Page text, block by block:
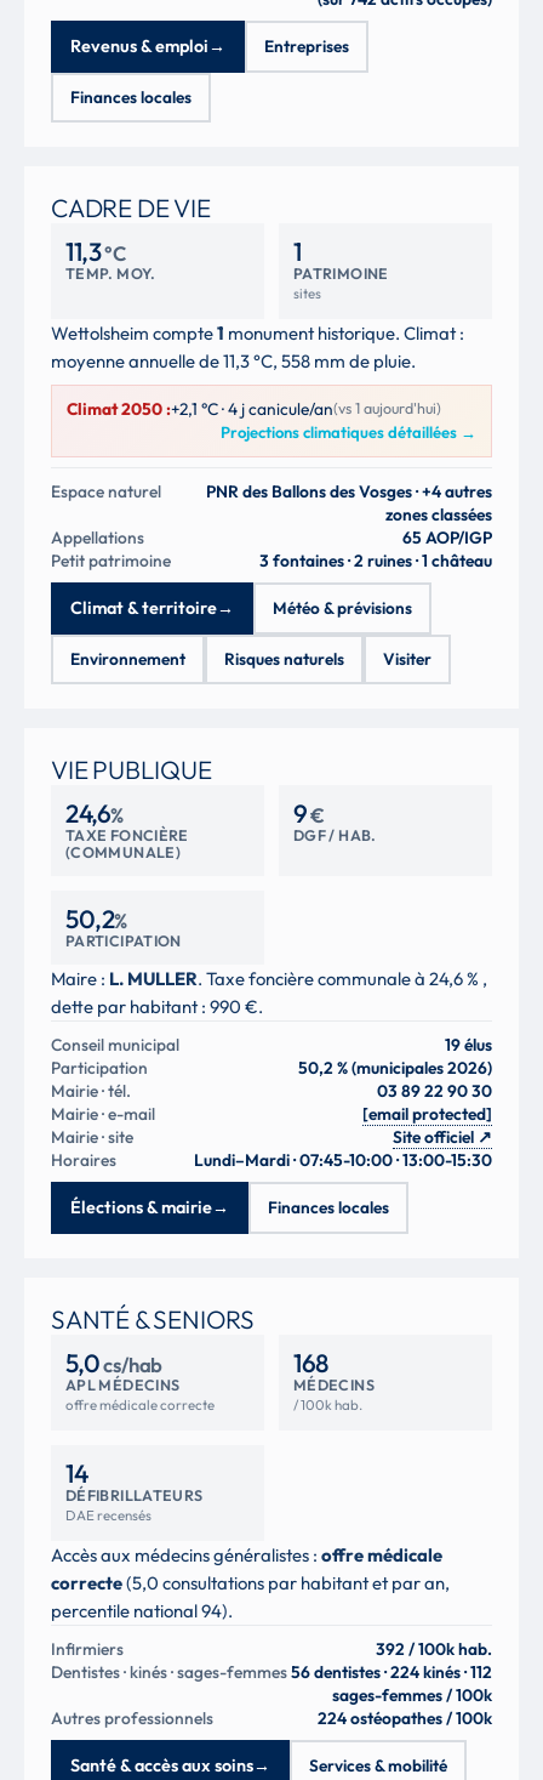
Revenus & emploi→ Entreprises
Finances locales
CADRE DE VIE
11,3°C
TEMP. MOY.
1
PATRIMOINE
sites
Wettolsheim compte1 monument historique. Climat :
moyenne annuelle de 11,3 °C, 558 mm de pluie.
Climat 2050 :+2,1 °C · 4 j canicule/an(vs 1 aujourd'hui)
Projections climatiques détaillées →
Espace naturel
PNR des Ballons des Vosges · +4 autres
zones classées
Appellations
65 AOP/IGP
Petit patrimoine
3 fontaines · 2 ruines · 1 château
Climat & territoire→ Météo & prévisions
Environnement Risques naturels Visiter
VIE PUBLIQUE
24,6%
TAXE FONCIÈRE
(COMMUNALE)
9€
DGF / HAB.
50,2%
PARTICIPATION
Maire : L. MULLER. Taxe foncière communale à 24,6 % ,
dette par habitant : 990 €.
Conseil municipal
19 élus
Participation
50,2 % (municipales 2026)
Mairie · tél.
03 89 22 90 30
Mairie · e-mail
[email protected]
Mairie · site
Site officiel ↗
Horaires
Lundi–Mardi · 07:45-10:00 · 13:00-15:30
Élections & mairie→ Finances locales
SANTÉ & SENIORS
5,0cs/hab
APL MÉDECINS
offre médicale correcte
168
MÉDECINS
/ 100k hab.
14
DÉFIBRILLATEURS
DAE recensés
Accès aux médecins généralistes : offre médicale
correcte(5,0 consultations par habitant et par an,
percentile national 94).
Infirmiers
392 / 100k hab.
Dentistes · kinés · sages-femmes56 dentistes · 224 kinés · 112
sages-femmes / 100k
Autres professionnels
224 ostéopathes / 100k
Santé & accès aux soins→ Services & mobilité